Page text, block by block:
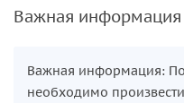
Важная информация
Важная информация:
необходимо